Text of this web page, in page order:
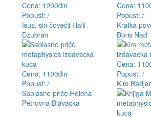
Cena: 1200din
Popust: /
Isus, sin čovečji Halil
Džubran
Cena:
Popust: /
Kratka
Boris Nad
Cena: 1100din
Popust: /
Sablasne priče Helena
Petrovna Blavacka
Cena:
Popust: /
Kim